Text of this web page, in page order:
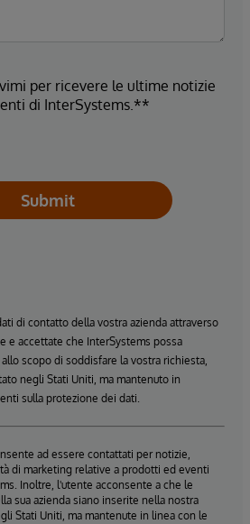
per ricevere le ultime notizie
di InterSystems.**
Submit
di contatto della vostra azienda attraverso
e accettate che InterSystems possa
scopo di soddisfare la vostra richiesta,
negli Stati Uniti, ma mantenuto in
sulla protezione dei dati.
ad essere contattati per notizie,
di marketing relative a prodotti ed eventi
Inoltre, l'utente acconsente a che le
sua azienda siano inserite nella nostra
Stati Uniti, ma mantenute in linea con le